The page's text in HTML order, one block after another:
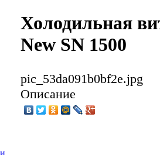
Холодильная
New SN 1500
pic_53da091b0bf2e.jpg
Описание